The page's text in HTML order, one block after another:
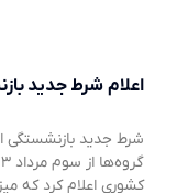
اعلام شرط جدید
شرط جدید بازنشستگی
کشوری اعلام کرد که